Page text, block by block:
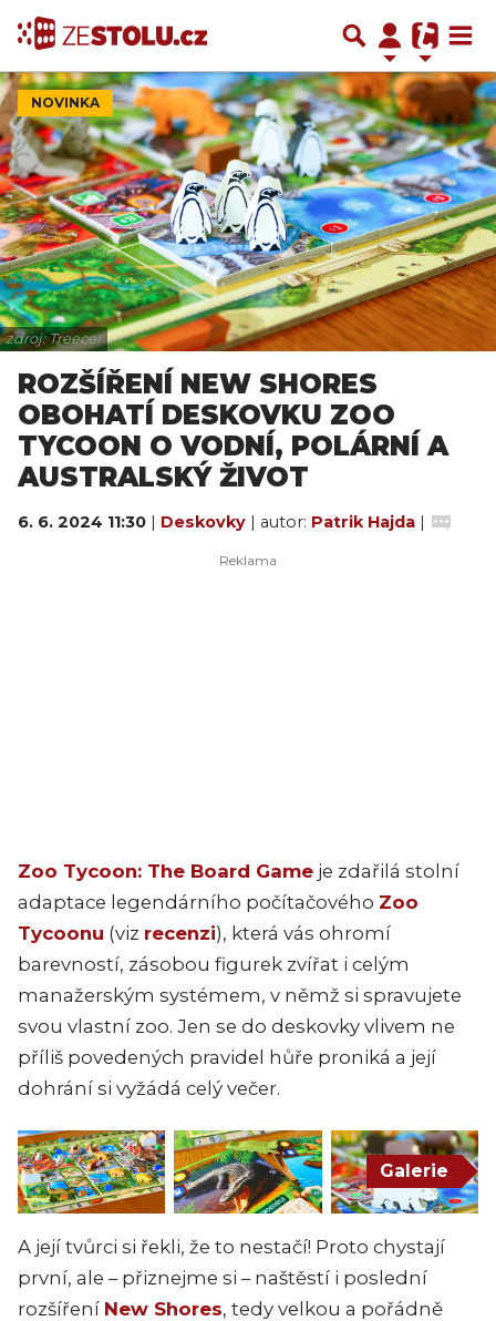
NOVINKA
zdroj: Treecer
ROZŠÍŘENÍ NEW SHORES
OBOHATÍ DESKOVKU ZOO
TYCOON O VODNÍ, POLÁRNÍ A
AUSTRALSKÝ ŽIVOT
6. 6. 2024 11:30 | Deskovky | autor: Patrik Hajda |
Zoo Tycoon: The Board Game je zdařilá stolní
adaptace legendárního počítačového Zoo
Tycoonu (viz recenzi), která vás ohromí
barevností, zásobou figurek zvířat i celým
manažerským systémem, v němž si spravujete
svou vlastní zoo. Jen se do deskovky vlivem ne
příliš povedených pravidel hůře proniká a její
dohrání si vyžádá celý večer.
Galerie
A její tvůrci si řekli, že to nestačí! Proto chystají
první, ale – přiznejme si – naštěstí i poslední
rozšíření New Shores, tedy velkou a pořádně